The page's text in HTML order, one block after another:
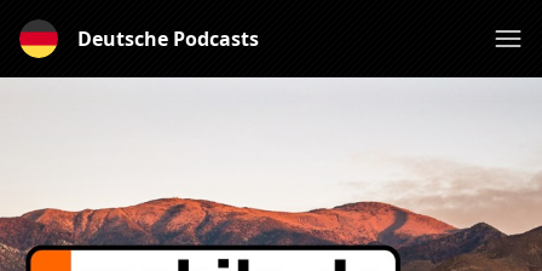
Deutsche Podcasts